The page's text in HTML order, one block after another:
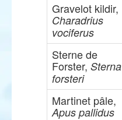
Gravelot kildir,
Charadrius
vociferus
Sterne de
Forster, Sterna
forsteri
Martinet pâle,
Apus pallidus